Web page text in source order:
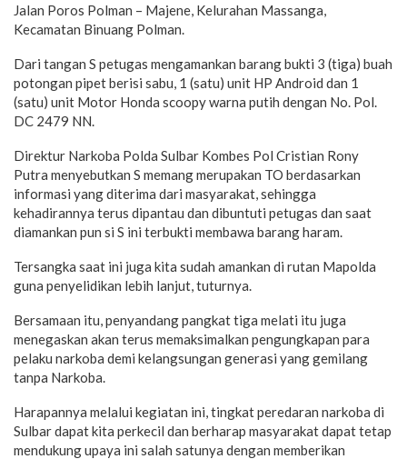
Jalan Poros Polman – Majene, Kelurahan Massanga,
Kecamatan Binuang Polman.
Dari tangan S petugas mengamankan barang bukti 3 (tiga) buah
potongan pipet berisi sabu, 1 (satu) unit HP Android dan 1
(satu) unit Motor Honda scoopy warna putih dengan No. Pol.
DC 2479 NN.
Direktur Narkoba Polda Sulbar Kombes Pol Cristian Rony
Putra menyebutkan S memang merupakan TO berdasarkan
informasi yang diterima dari masyarakat, sehingga
kehadirannya terus dipantau dan dibuntuti petugas dan saat
diamankan pun si S ini terbukti membawa barang haram.
Tersangka saat ini juga kita sudah amankan di rutan Mapolda
guna penyelidikan lebih lanjut, tuturnya.
Bersamaan itu, penyandang pangkat tiga melati itu juga
menegaskan akan terus memaksimalkan pengungkapan para
pelaku narkoba demi kelangsungan generasi yang gemilang
tanpa Narkoba.
Harapannya melalui kegiatan ini, tingkat peredaran narkoba di
Sulbar dapat kita perkecil dan berharap masyarakat dapat tetap
mendukung upaya ini salah satunya dengan memberikan